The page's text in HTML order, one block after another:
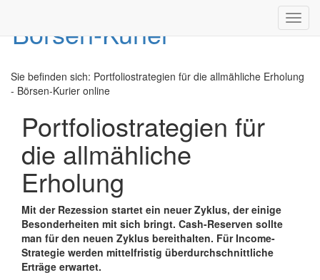
Sie befinden sich: Portfoliostrategien für die allmähliche Erholung
- Börsen-Kurier online
Portfoliostrategien für
die allmähliche
Erholung
Mit der Rezession startet ein neuer Zyklus, der einige
Besonderheiten mit sich bringt. Cash-Reserven sollte
man für den neuen Zyklus bereithalten. Für Income-
Strategie werden mittelfristig überdurchschnittliche
Erträge erwartet.